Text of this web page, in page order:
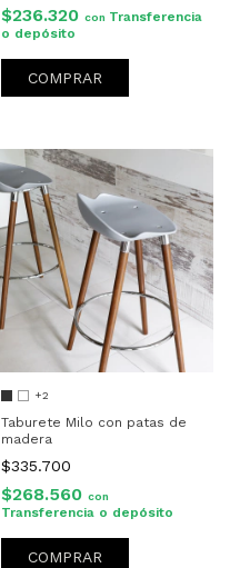
$236.320 con Transferencia
o depósito
COMPRAR
+2
Taburete Milo con patas de
madera
$335.700
$268.560 con
Transferencia o depósito
COMPRAR